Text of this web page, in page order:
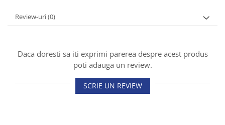
Review-uri(0)
Daca doresti sa iti exprimi parerea despre acest produs
poti adauga un review.
SCRIE UN REVIEW